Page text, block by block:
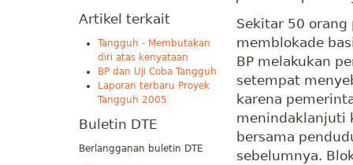
Artikel terkait
Tangguh - Membutakan
diri atas kenyataan
BP dan Uji Coba Tangguh
Laporan terbaru Proyek
Tangguh 2005
Buletin DTE
Berlangganan buletin DTE
Sekitar 50 orang
memblokade
BP melakukan
setempat
karena
menindaklanjuti
bersama
sebelumnya.